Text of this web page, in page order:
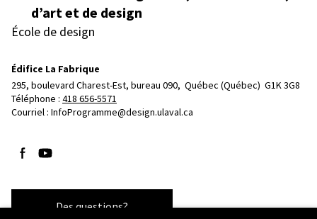
d’art et de design
École de design
Édifice La Fabrique
295, boulevard Charest-Est, bureau 090, Québec (Québec)  G1K 3G8
Téléphone : 418 656-5571
Courriel : InfoProgramme@design.ulaval.ca
Suivez-nous sur Facebook
Suivez-nous sur YouTube
Des questions?